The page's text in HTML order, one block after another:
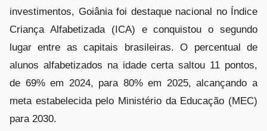
investimentos, Goiânia foi destaque nacional no Índice
Criança Alfabetizada (ICA) e conquistou o segundo
lugar entre as capitais brasileiras. O percentual de
alunos alfabetizados na idade certa saltou 11 pontos,
de 69% em 2024, para 80% em 2025, alcançando a
meta estabelecida pelo Ministério da Educação (MEC)
para 2030.